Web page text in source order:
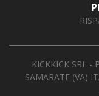
KICKKICK SRL -
SAMARATE (VA)